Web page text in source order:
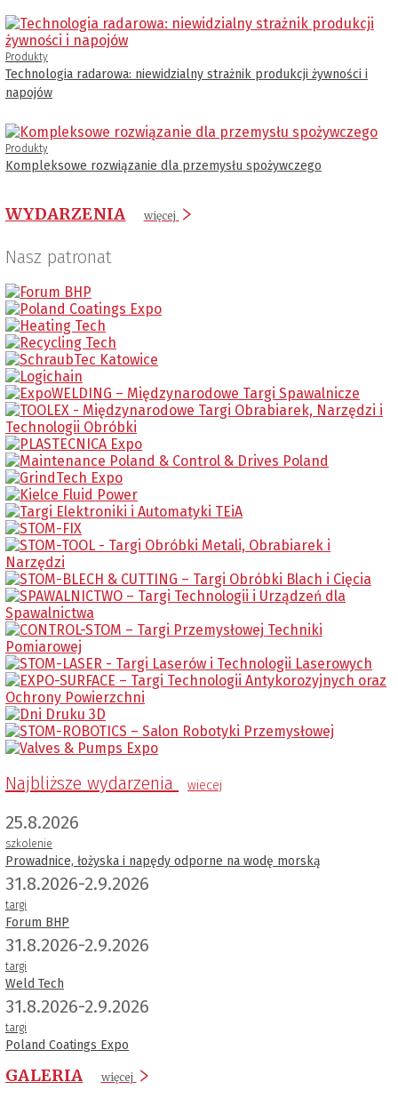
Produkty
Technologia radarowa: niewidzialny strażnik produkcji żywności i
napojów
Produkty
Kompleksowe rozwiązanie dla przemysłu spożywczego
WYDARZENIA więcej
Nasz patronat
Najbliższe wydarzenia wiecej
25.8.2026
szkolenie
Prowadnice, łożyska i napędy odporne na wodę morską
31.8.2026-2.9.2026
targi
Forum BHP
31.8.2026-2.9.2026
targi
Weld Tech
31.8.2026-2.9.2026
targi
Poland Coatings Expo
GALERIA więcej